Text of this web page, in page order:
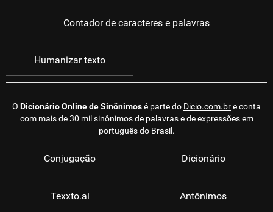
Contador de caracteres e palavras
Humanizar texto
O Dicionário Online de Sinônimosé parte do Dicio.com.bre conta
com mais de 30 mil sinônimos de palavras e de expressões em
português do Brasil.
Conjugação Dicionário
Texxto.ai Antônimos